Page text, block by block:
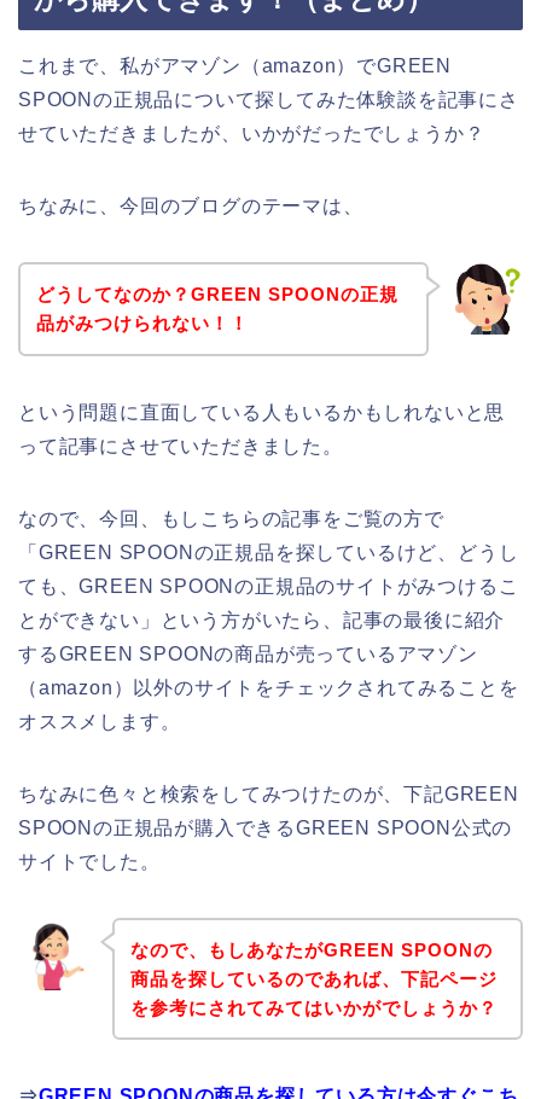
これまで、私がアマゾン（amazon）でGREEN
SPOONの正規品について探してみた体験談を記事にさ
せていただきましたが、いかがだったでしょうか？
ちなみに、今回のブログのテーマは、
どうしてなのか？GREEN SPOONの正規
品がみつけられない！！
という問題に直面している人もいるかもしれないと思
って記事にさせていただきました。
なので、今回、もしこちらの記事をご覧の方で
「GREEN SPOONの正規品を探しているけど、どうし
ても、GREEN SPOONの正規品のサイトがみつけるこ
とができない」という方がいたら、記事の最後に紹介
するGREEN SPOONの商品が売っているアマゾン
（amazon）以外のサイトをチェックされてみることを
オススメします。
ちなみに色々と検索をしてみつけたのが、下記GREEN
SPOONの正規品が購入できるGREEN SPOON公式の
サイトでした。
なので、もしあなたがGREEN SPOONの
商品を探しているのであれば、下記ページ
を参考にされてみてはいかがでしょうか？